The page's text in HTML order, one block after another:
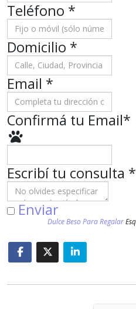
Teléfono *
Domicilio *
Email *
Confirmá tu Email*
Escribí tu consulta *
Enviar
Dulce Beso Para Regalar